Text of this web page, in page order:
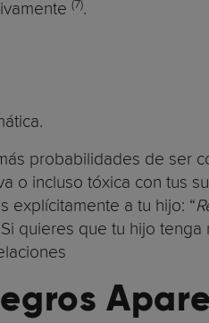
(7).
probabilidades de ser
o incluso tóxica con tus
explícitamente a tu hijo: “
quieres que tu hijo